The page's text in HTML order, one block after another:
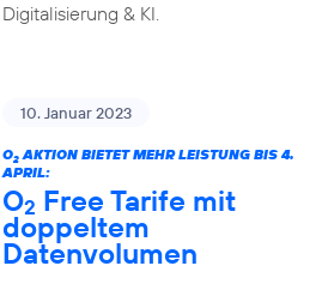
Digitalisierung & KI.
10. Januar 2023
O2AKTION BIETET MEHR LEISTUNG BIS 4.
APRIL:
O2 Free Tarife mit
doppeltem
Datenvolumen